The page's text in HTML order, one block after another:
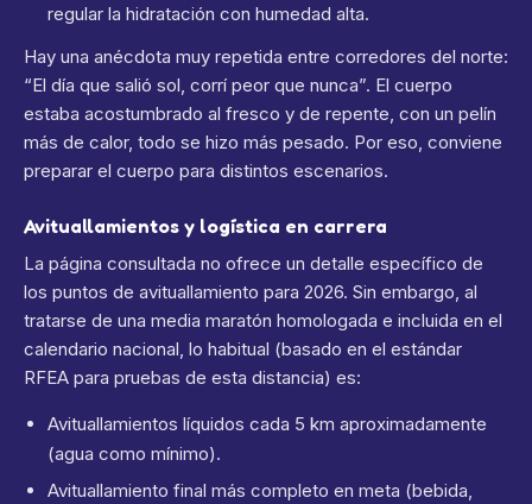
regular la hidratación con humedad alta.
Hay una anécdota muy repetida entre corredores del norte:
“El día que salió sol, corrí peor que nunca”. El cuerpo
estaba acostumbrado al fresco y de repente, con un pelín
más de calor, todo se hizo más pesado. Por eso, conviene
preparar el cuerpo para distintos escenarios.
Avituallamientos y logística en carrera
La página consultada no ofrece un detalle específico de
los puntos de avituallamiento para 2026. Sin embargo, al
tratarse de una media maratón homologada e incluida en el
calendario nacional, lo habitual (basado en el estándar
RFEA para pruebas de esta distancia) es:
Avituallamientos líquidos cada 5 km aproximadamente
(agua como mínimo).
Avituallamiento final más completo en meta (bebida,